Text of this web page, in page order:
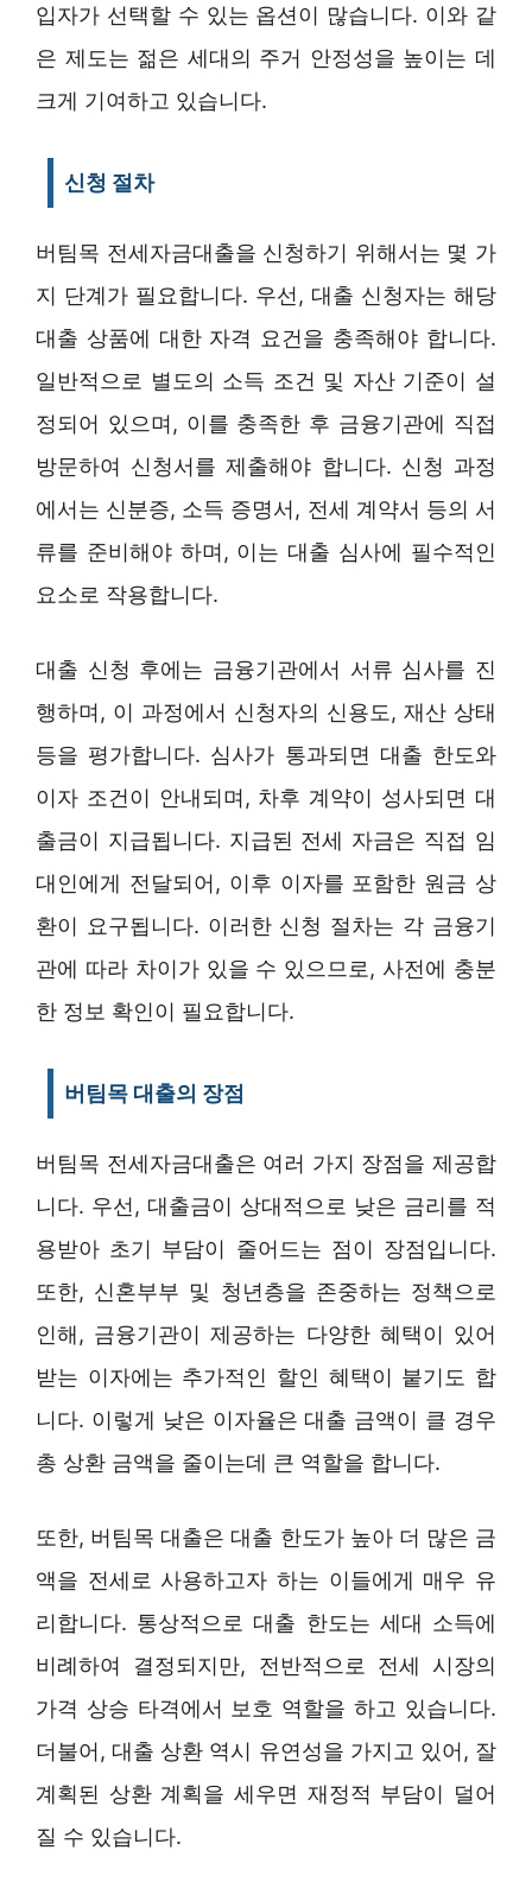
입자가 선택할 수 있는 옵션이 많습니다. 이와 같
은 제도는 젊은 세대의 주거 안정성을 높이는 데
크게 기여하고 있습니다.
신청 절차
버팀목 전세자금대출을 신청하기 위해서는 몇 가
지 단계가 필요합니다. 우선, 대출 신청자는 해당
대출 상품에 대한 자격 요건을 충족해야 합니다.
일반적으로 별도의 소득 조건 및 자산 기준이 설
정되어 있으며, 이를 충족한 후 금융기관에 직접
방문하여 신청서를 제출해야 합니다. 신청 과정
에서는 신분증, 소득 증명서, 전세 계약서 등의 서
류를 준비해야 하며, 이는 대출 심사에 필수적인
요소로 작용합니다.
대출 신청 후에는 금융기관에서 서류 심사를 진
행하며, 이 과정에서 신청자의 신용도, 재산 상태
등을 평가합니다. 심사가 통과되면 대출 한도와
이자 조건이 안내되며, 차후 계약이 성사되면 대
출금이 지급됩니다. 지급된 전세 자금은 직접 임
대인에게 전달되어, 이후 이자를 포함한 원금 상
환이 요구됩니다. 이러한 신청 절차는 각 금융기
관에 따라 차이가 있을 수 있으므로, 사전에 충분
한 정보 확인이 필요합니다.
버팀목 대출의 장점
버팀목 전세자금대출은 여러 가지 장점을 제공합
니다. 우선, 대출금이 상대적으로 낮은 금리를 적
용받아 초기 부담이 줄어드는 점이 장점입니다.
또한, 신혼부부 및 청년층을 존중하는 정책으로
인해, 금융기관이 제공하는 다양한 혜택이 있어
받는 이자에는 추가적인 할인 혜택이 붙기도 합
니다. 이렇게 낮은 이자율은 대출 금액이 클 경우
총 상환 금액을 줄이는데 큰 역할을 합니다.
또한, 버팀목 대출은 대출 한도가 높아 더 많은 금
액을 전세로 사용하고자 하는 이들에게 매우 유
리합니다. 통상적으로 대출 한도는 세대 소득에
비례하여 결정되지만, 전반적으로 전세 시장의
가격 상승 타격에서 보호 역할을 하고 있습니다.
더불어, 대출 상환 역시 유연성을 가지고 있어, 잘
계획된 상환 계획을 세우면 재정적 부담이 덜어
질 수 있습니다.